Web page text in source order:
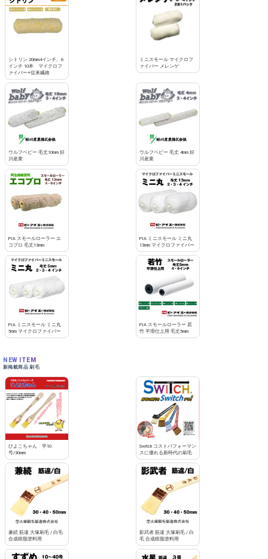
シトリン 20mm4インチ、6
インチ 10本 マイクロフ
ァイバー+従来繊維
ミニスモール マイクロフ
ァイバー メレンゲ
ウルフベビー 毛丈10mm 好
川産業
ウルフベビー 毛丈 4mm 好
川産業
PIA スモールローラー エ
コプロ 毛丈13mm
PIA ミニスモール ミニ丸
13mm マイクロファイバー
PIA ミニスモール ミニ丸
5mm マイクロファイバー
PIA スモールローラー 若
竹 平滑仕上用 毛丈5mm
NEW ITEM
新掲載商品 刷毛
ひよこちゃん 平10
号/30mm
Switch コストパフォーマン
スに優れる新時代の刷毛
兼続 筋違 大塚刷毛 / 白毛
合成樹脂塗料用
影武者 筋違 大塚刷毛 / 白
毛 合成樹脂塗料用